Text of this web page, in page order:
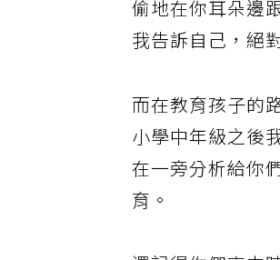
偷地在你耳朵邊
我告訴自己，絕
而在教育孩子的
小學中年級之後
在一旁分析給你
育。